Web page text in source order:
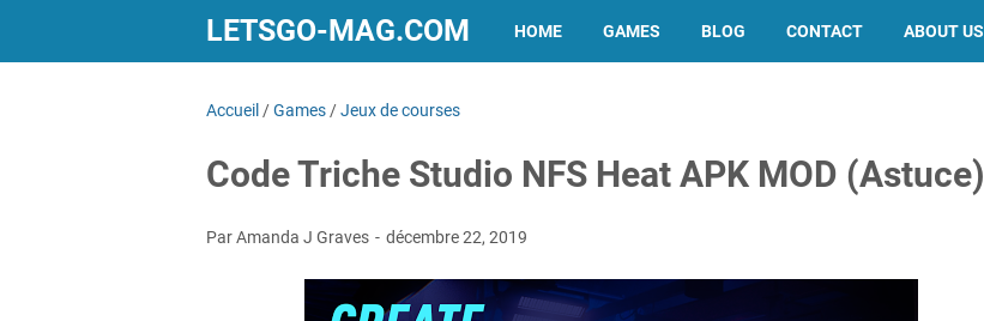
LETSGO-MAG.COM HOME GAMES BLOG CONTACT ABOUT US
Accueil /Games /Jeux de courses
Code Triche Studio NFS Heat APK MOD (Astuce)
Par Amanda J Graves décembre 22, 2019